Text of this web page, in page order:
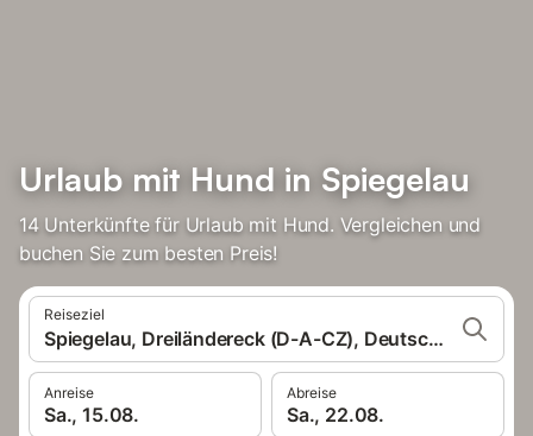
Urlaub mit Hund in Spiegelau
14 Unterkünfte für Urlaub mit Hund. Vergleichen und
buchen Sie zum besten Preis!
Reiseziel
Spiegelau, Dreiländereck (D-A-CZ), Deutschland
Anreise
Sa., 15.08.
Abreise
Sa., 22.08.